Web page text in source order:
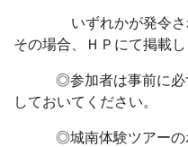
いずれかが発令され
その場合、ＨＰにて掲載し
◎参加者は事前に必ず
しておいてください。
◎城南体験ツアーのポ